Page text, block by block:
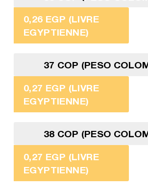
0,26 EGP (LIVRE
EGYPTIENNE)
37 COP (PESO
0,27 EGP (LIVRE
EGYPTIENNE)
38 COP (PESO
0,27 EGP (LIVRE
EGYPTIENNE)